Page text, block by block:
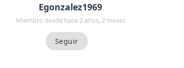
Egonzalez1969
Miembro desde hace 2 años, 2 meses